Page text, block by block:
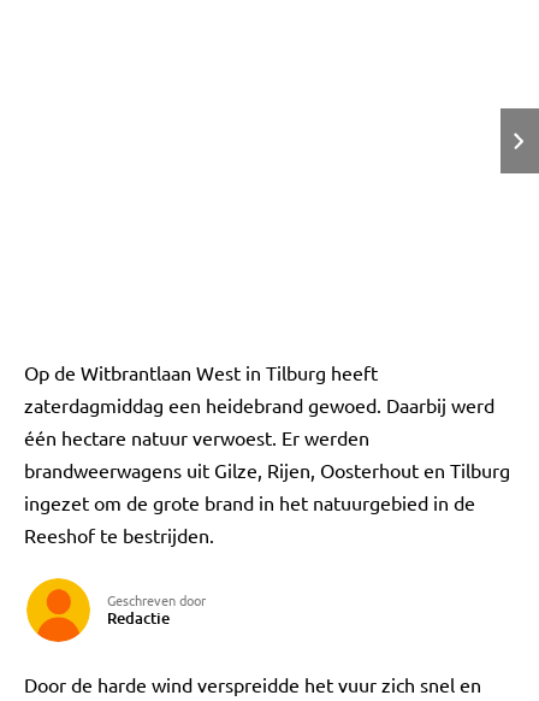
Op de Witbrantlaan West in Tilburg heeft
zaterdagmiddag een heidebrand gewoed. Daarbij werd
één hectare natuur verwoest. Er werden
brandweerwagens uit Gilze, Rijen, Oosterhout en Tilburg
ingezet om de grote brand in het natuurgebied in de
Reeshof te bestrijden.
Geschreven door
Redactie
Door de harde wind verspreidde het vuur zich snel en